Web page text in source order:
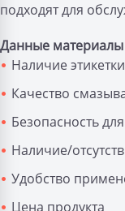
подходят для
Данные материалы
Наличие
Качество
Безопасность
Наличие/
Удобство
Цена продукта